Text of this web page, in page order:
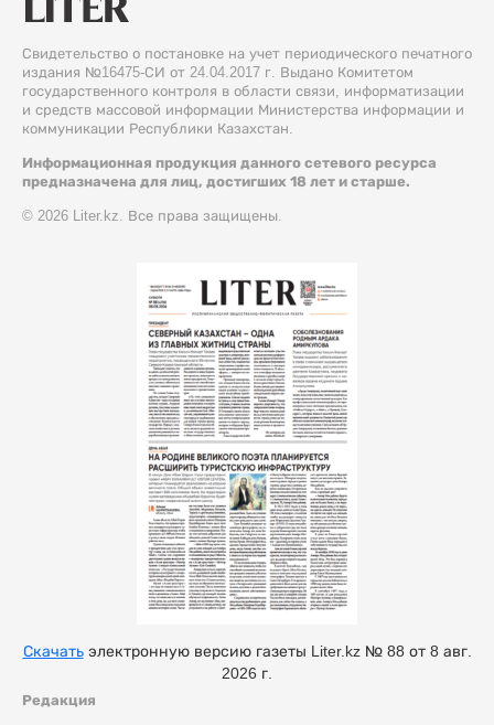
Свидетельство о постановке на учет периодического печатного
издания №16475-СИ от 24.04.2017 г. Выдано Комитетом
государственного контроля в области связи, информатизации
и средств массовой информации Министерства информации и
коммуникации Республики Казахстан.
Информационная продукция данного сетевого ресурса
предназначена для лиц, достигших 18 лет и старше.
© 2026 Liter.kz. Все права защищены.
Редакция
Скачатьэлектронную версию газеты Liter.kz № 88 от 8 авг.
2026 г.